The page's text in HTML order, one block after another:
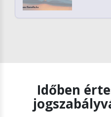
Időben